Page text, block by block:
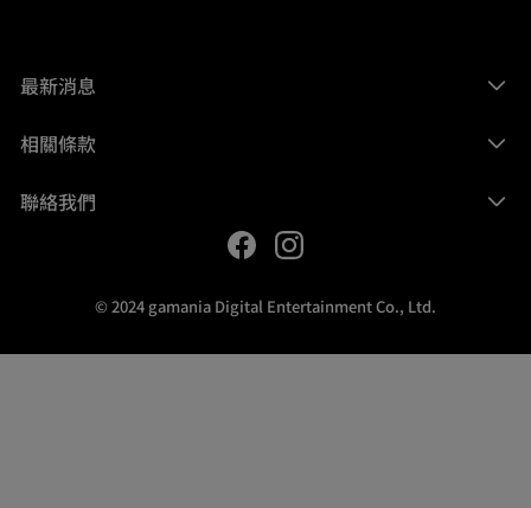
最新消息
相關條款
聯絡我們
© 2024 gamania Digital Entertainment Co., Ltd.